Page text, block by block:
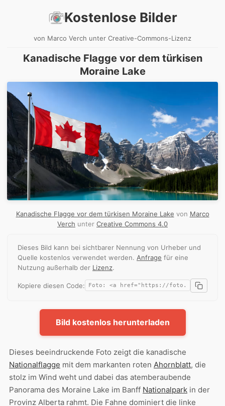
Kostenlose Bilder
von Marco Verch unter Creative-Commons-Lizenz
Kanadische Flagge vor dem türkisen
Moraine Lake
Kanadische Flagge vor dem türkisen Moraine Lake von Marco
Verch unter Creative Commons 4.0
Dieses Bild kann bei sichtbarer Nennung von Urheber und
Quelle kostenlos verwendet werden. Anfrage für eine
Nutzung außerhalb der Lizenz.
Kopiere diesen Code:
Bild kostenlos herunterladen
Dieses beeindruckende Foto zeigt die kanadische
Nationalflagge mit dem markanten roten Ahornblatt, die
stolz im Wind weht und dabei das atemberaubende
Panorama des Moraine Lake im Banff Nationalpark in der
Provinz Alberta rahmt. Die Fahne dominiert die linke